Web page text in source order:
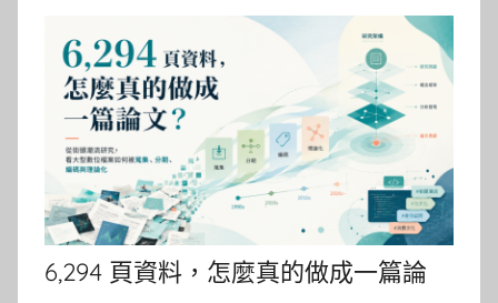
6,294 頁資料，怎麼真的做成一篇論